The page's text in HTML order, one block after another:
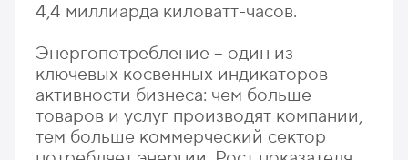
4,4 миллиарда киловатт-часов.
Энергопотребление – один из
ключевых косвенных индикаторов
активности бизнеса: чем больше
товаров и услуг производят компании,
тем больше коммерческий сектор